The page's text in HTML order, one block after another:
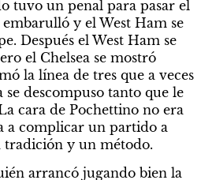
tuvo un penal para pasar el
y el West Ham se
Después el West Ham se
el Chelsea se mostró
la línea de tres que a veces
descompuso tanto que le
cara de Pochettino no era
a complicar un partido a
tradición y un método.
arrancó jugando bien la